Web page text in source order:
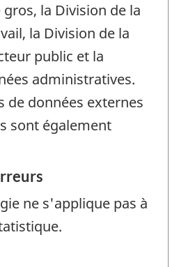
la Division de la
la Division de la
public et la
administratives.
de données externes
sont également
ne s'applique pas à